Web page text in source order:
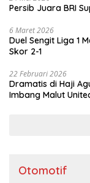
Persib Juara BRI
6 Maret 2026
Duel Sengit Liga 1
Skor 2-1
22 Februari 2026
Dramatis di Haji
Imbang Malut
Otomotif